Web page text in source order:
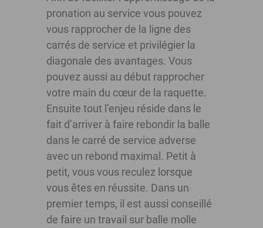
pronation au service vous pouvez
vous rapprocher de la ligne des
carrés de service et privilégier la
diagonale des avantages. Vous
pouvez aussi au début rapprocher
votre main du cœur de la raquette.
Ensuite tout l’enjeu réside dans le
fait d’arriver à faire rebondir la balle
dans le carré de service adverse
avec un rebond maximal. Petit à
petit, vous vous reculez lorsque
vous êtes en réussite. Dans un
premier temps, il est aussi conseillé
de faire un travail sur balle molle